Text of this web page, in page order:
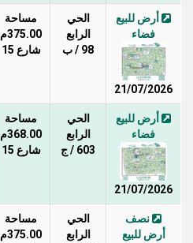
أرض للبيع
فضاء
21/07/2026
الحي
الرابع
98 / ب
مساحة
375.00م
شارع 15
أرض للبيع
فضاء
21/07/2026
الحي
الرابع
603 / ج
مساحة
368.00م
شارع 15
نصف
أرض للبيع
الحي
الرابع
مساحة
375.00م